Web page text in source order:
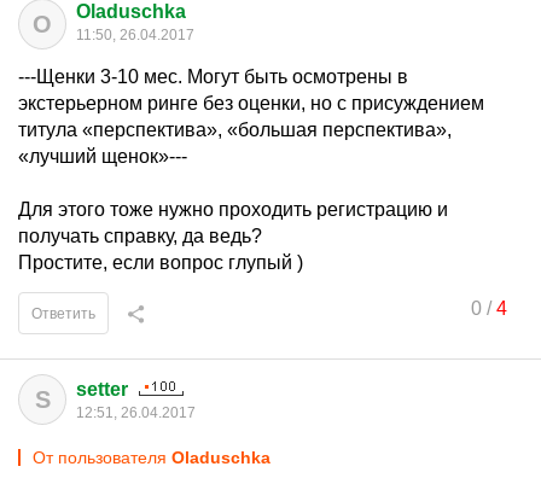
O Oladuschka
11:50, 26.04.2017
---Щенки 3-10 мес. Могут быть осмотрены в
экстерьерном ринге без оценки, но с присуждением
титула «перспектива», «большая перспектива»,
«лучший щенок»---
Для этого тоже нужно проходить регистрацию и
получать справку, да ведь?
Простите, если вопрос глупый )
0/4
Ответить
S setter
12:51, 26.04.2017
От пользователя Oladuschka